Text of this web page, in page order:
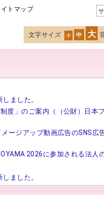
トマップ
文字サイズ 小 中 大
ました。
度」のご案内（（公財）日本
ージアップ動画広告のSNS広
2026に参加される法人
ました。